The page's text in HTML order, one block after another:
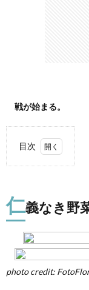
戦が始まる。
目次
1.
野菜
ジュ
ース
の戦
い
野菜
仁義なき野
photo credit: